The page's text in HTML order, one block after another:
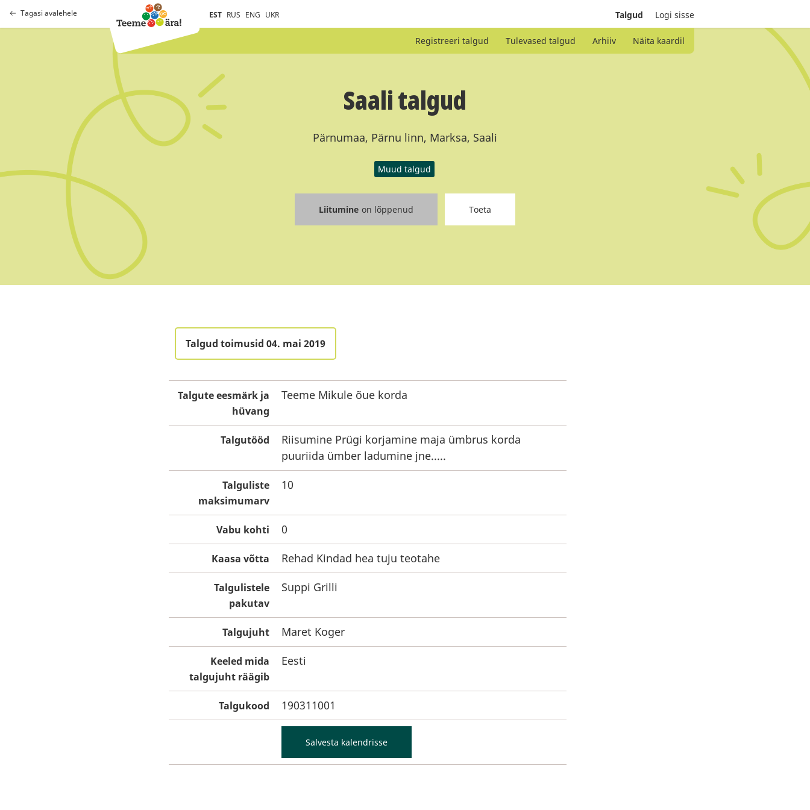
Tagasi avalehele EST RUS ENG UKR Talgud Logi sisse
Registreeri talgud Tulevased talgud Arhiiv Näita kaardil
Saali talgud
Pärnumaa, Pärnu linn, Marksa, Saali
Muud talgud
Liitumine on lõppenud Toeta
Talgud toimusid 04. mai 2019
Talgute eesmärk ja
hüvang
Teeme Mikule õue korda
Talgutööd
Riisumine Prügi korjamine maja ümbrus korda
puuriida ümber ladumine jne.....
Talguliste
maksimumarv
10
Vabu kohti 0
Kaasa võtta Rehad Kindad hea tuju teotahe
Talgulistele
pakutav
Suppi Grilli
Talgujuht Maret Koger
Keeled mida
talgujuht räägib
Eesti
Talgukood 190311001
Salvesta kalendrisse